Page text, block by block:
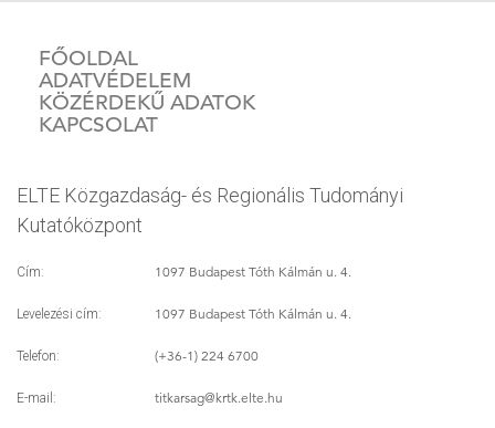
FŐOLDAL
ADATVÉDELEM
KÖZÉRDEKŰ ADATOK
KAPCSOLAT
ELTE Közgazdaság- és Regionális Tudományi
Kutatóközpont
Cím: 1097 Budapest Tóth Kálmán u. 4.
Levelezési cím: 1097 Budapest Tóth Kálmán u. 4.
Telefon: (+36-1) 224 6700
E-mail: titkarsag@krtk.elte.hu